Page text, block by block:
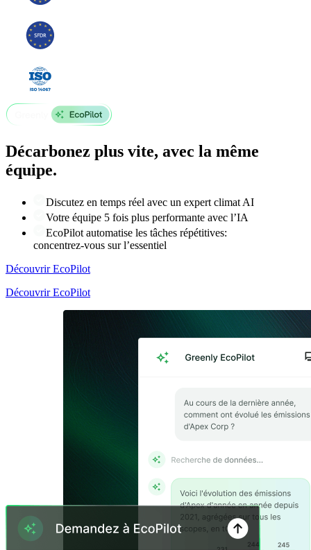
Décarbonez plus vite, avec la même
équipe.
Discutez en temps réel avec un expert climat AI
Votre équipe 5 fois plus performante avec l’IA
EcoPilot automatise les tâches répétitives:
concentrez-vous sur l’essentiel
Découvrir EcoPilot
Découvrir EcoPilot